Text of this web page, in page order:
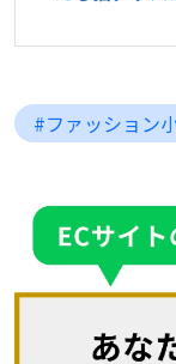
#ファッション